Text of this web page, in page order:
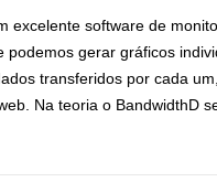
excelente software de
podemos gerar gráficos
transferidos por cada
Na teoria o BandwidthD